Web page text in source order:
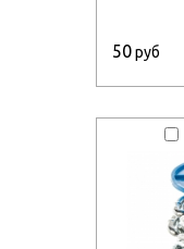
50руб